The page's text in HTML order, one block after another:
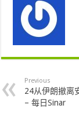
Previous
24从伊朗撤离
– 每日Sinar